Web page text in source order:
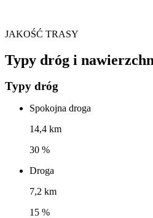
JAKOŚĆ TRASY
Typy dróg i
Typy dróg
Spokojna droga
14,4 km
30 %
Droga
7,2 km
15 %